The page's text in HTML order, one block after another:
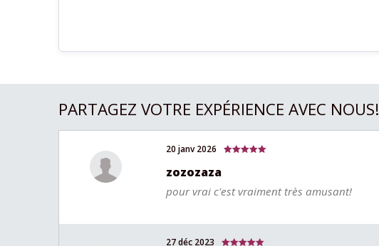
PARTAGEZ VOTRE EXPÉRIENCE AVEC NOUS!
20 janv 2026
zozozaza
pour vrai c'est vraiment très amusant!
27 déc 2023